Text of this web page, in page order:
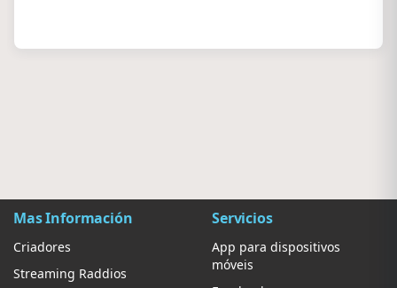
Mas Información
Criadores
Streaming Raddios
Servicios
App para dispositivos
móveis